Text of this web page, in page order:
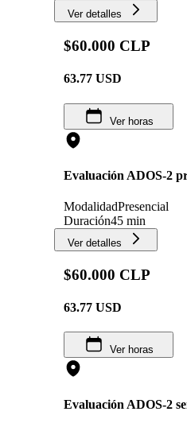
Ver detalles
$60.000 CLP
63.77 USD
Ver horas
Evaluación ADOS-2
ModalidadPresencial
Duración45 min
Ver detalles
$60.000 CLP
63.77 USD
Ver horas
Evaluación ADOS-2